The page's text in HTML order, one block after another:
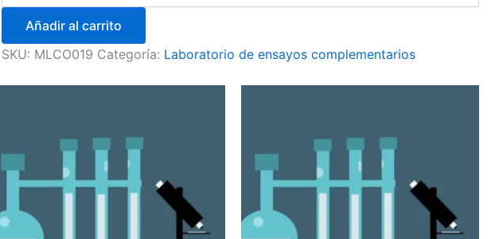
Añadir al carrito
SKU: MLCO019 Categoría: Laboratorio de ensayos complementarios